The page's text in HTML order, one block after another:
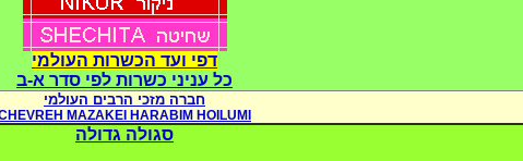
דפי ועד הכשרות העולמי
כל עניני כשרות לפי סדר א-ב
חברה מזכי הרבים העולמי
MAZAKEI HARABIM HOILUMI
סגולה גדולה